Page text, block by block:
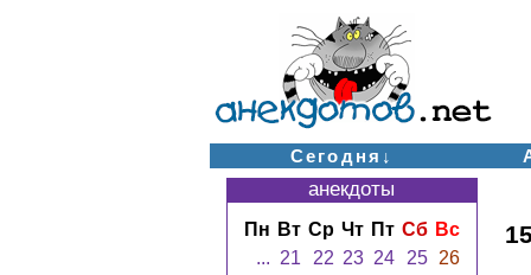
Сегодня↓
15
анекдоты
Пн Вт Ср Чт Пт Сб Вс
... 21 22 23 24 25
26